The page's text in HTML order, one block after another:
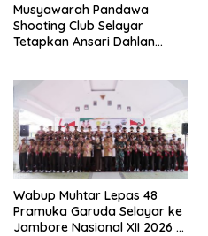
Musyawarah Pandawa
Shooting Club Selayar
Tetapkan Ansari Dahlan
Wabup Muhtar Lepas 48
Pramuka Garuda Selayar ke
Jambore Nasional XII 2026 di